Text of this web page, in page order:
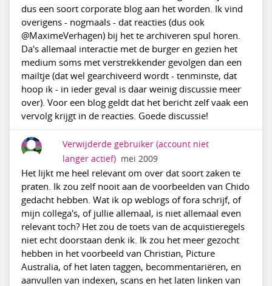
dus een soort corporate blog aan het worden. Ik vind
overigens - nogmaals - dat reacties (dus ook
@MaximeVerhagen) bij het te archiveren spul horen.
Da's allemaal interactie met de burger en gezien het
medium soms met verstrekkender gevolgen dan een
mailtje (dat wel gearchiveerd wordt - tenminste, dat
hoop ik - in ieder geval is daar weinig discussie meer
over). Voor een blog geldt dat het bericht zelf vaak een
vervolg krijgt in de reacties. Goede discussie!
Verwijderde gebruiker (account niet
langer actief) mei 2009
Het lijkt me heel relevant om over dat soort zaken te
praten. Ik zou zelf nooit aan de voorbeelden van Chido
gedacht hebben. Wat ik op weblogs of fora schrijf, of
mijn collega's, of jullie allemaal, is niet allemaal even
relevant toch? Het zou de toets van de acquistieregels
niet echt doorstaan denk ik. Ik zou het meer gezocht
hebben in het voorbeeld van Christian, Picture
Australia, of het laten taggen, becommentariëren, en
aanvullen van indexen, scans en het laten linken van